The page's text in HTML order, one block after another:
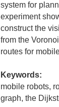
system for
experiment
construct the
from the
routes for
Keywords:
mobile robots,
graph, the